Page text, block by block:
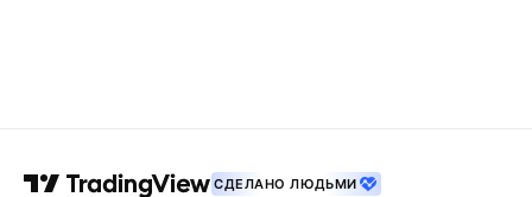
СДЕЛАНО ЛЮДЬМИ